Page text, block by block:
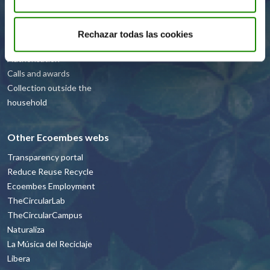
Rechazar todas las cookies
recommendations
Authorisation
Calls and awards
Collection outside the
household
Other Ecoembes webs
Transparency portal
Reduce Reuse Recycle
Ecoembes Employment
TheCircularLab
TheCircularCampus
Naturaliza
La Música del Reciclaje
Libera